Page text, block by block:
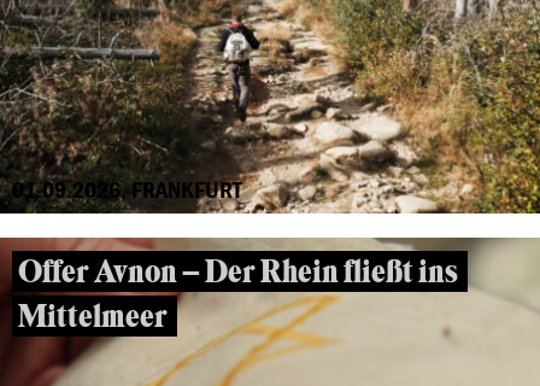
01.09.2026, FRANKFURT
Offer Avnon – Der Rhein fließt ins
Mittelmeer